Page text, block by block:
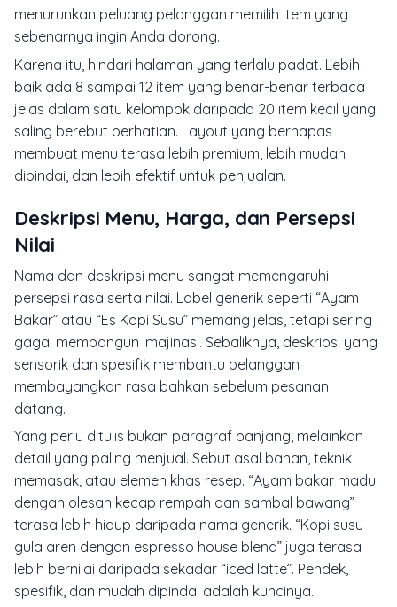
menurunkan peluang pelanggan memilih item yang
sebenarnya ingin Anda dorong.
Karena itu, hindari halaman yang terlalu padat. Lebih
baik ada 8 sampai 12 item yang benar-benar terbaca
jelas dalam satu kelompok daripada 20 item kecil yang
saling berebut perhatian. Layout yang bernapas
membuat menu terasa lebih premium, lebih mudah
dipindai, dan lebih efektif untuk penjualan.
Deskripsi Menu, Harga, dan Persepsi
Nilai
Nama dan deskripsi menu sangat memengaruhi
persepsi rasa serta nilai. Label generik seperti “Ayam
Bakar” atau “Es Kopi Susu” memang jelas, tetapi sering
gagal membangun imajinasi. Sebaliknya, deskripsi yang
sensorik dan spesifik membantu pelanggan
membayangkan rasa bahkan sebelum pesanan
datang.
Yang perlu ditulis bukan paragraf panjang, melainkan
detail yang paling menjual. Sebut asal bahan, teknik
memasak, atau elemen khas resep. “Ayam bakar madu
dengan olesan kecap rempah dan sambal bawang”
terasa lebih hidup daripada nama generik. “Kopi susu
gula aren dengan espresso house blend” juga terasa
lebih bernilai daripada sekadar “iced latte”. Pendek,
spesifik, dan mudah dipindai adalah kuncinya.